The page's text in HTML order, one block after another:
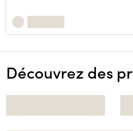
Découvrez des